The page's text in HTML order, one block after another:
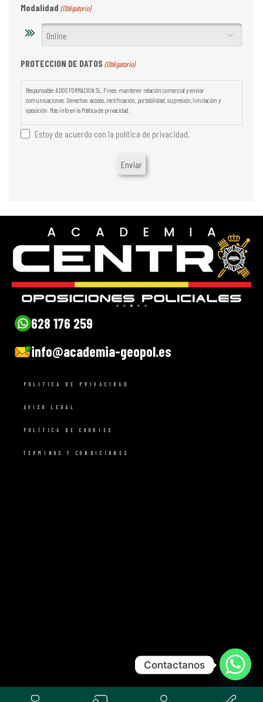
Modalidad (Obligatorio)
PROTECCION DE DATOS (Obligatorio)
Responsable: ADOS FORMACION SL. Fines: mantener relación comercial y enviar
comunicaciones. Derechos: acceso, rectificación, portabilidad, supresión, limitación y
oposición. Más info en la Política de privacidad.
Estoy de acuerdo con la política de privacidad.
628 176 259
info@academia-geopol.es
POLITICA DE PRIVACIDAD
AVISO LEGAL
POLÍTICA DE COOKIES
TERMINOS Y CONDICIONES
Contactanos